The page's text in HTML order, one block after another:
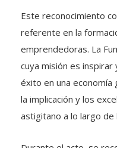
Este reconocimiento
referente en la
emprendedoras. La
cuya misión es
éxito en una economía
la implicación y los
astigitano a lo largo de